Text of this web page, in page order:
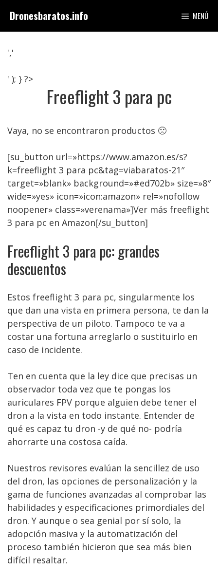
contenido
Dronesbaratos.info MENÚ
','
' ); } ?>
Freeflight 3 para pc
Vaya, no se encontraron productos 🙁
[su_button url=»https://www.amazon.es/s?
k=freeflight 3 para pc&tag=viabaratos-21″
target=»blank» background=»#ed702b» size=»8″
wide=»yes» icon=»icon:amazon» rel=»nofollow
noopener» class=»verenama»]Ver más freeflight
3 para pc en Amazon[/su_button]
Freeflight 3 para pc: grandes
descuentos
Estos freeflight 3 para pc, singularmente los
que dan una vista en primera persona, te dan la
perspectiva de un piloto. Tampoco te va a
costar una fortuna arreglarlo o sustituirlo en
caso de incidente.
Ten en cuenta que la ley dice que precisas un
observador toda vez que te pongas los
auriculares FPV porque alguien debe tener el
dron a la vista en todo instante. Entender de
qué es capaz tu dron -y de qué no- podría
ahorrarte una costosa caída.
Nuestros revisores evalúan la sencillez de uso
del dron, las opciones de personalización y la
gama de funciones avanzadas al comprobar las
habilidades y especificaciones primordiales del
dron. Y aunque o sea genial por sí solo, la
adopción masiva y la automatización del
proceso también hicieron que sea más bien
difícil resaltar.